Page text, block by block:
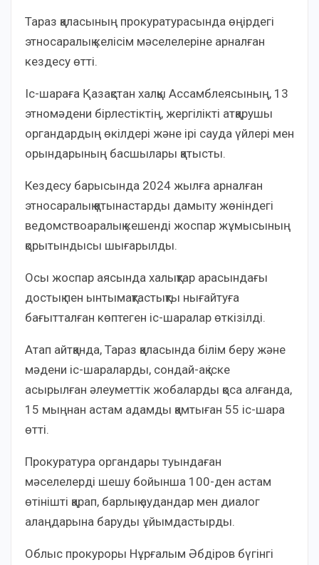
Тараз қаласының прокуратурасында өңірдегі
этносаралық келісім мәселелеріне арналған
кездесу өтті.
Іс-шараға Қазақстан халқы Ассамблеясының, 13
этномәдени бірлестіктің, жергілікті атқарушы
органдардың өкілдері және ірі сауда үйлері мен
орындарының басшылары қатысты.
Кездесу барысында 2024 жылға арналған
этносаралық қатынастарды дамыту жөніндегі
ведомствоаралық кешенді жоспар жұмысының
қорытындысы шығарылды.
Осы жоспар аясында халықтар арасындағы
достық пен ынтымақтастықты нығайтуға
бағытталған көптеген іс-шаралар өткізілді.
Атап айтқанда, Тараз қаласында білім беру және
мәдени іс-шараларды, сондай-ақ іске
асырылған әлеуметтік жобаларды қоса алғанда,
15 мыңнан астам адамды қамтыған 55 іс-шара
өтті.
Прокуратура органдары туындаған
мәселелерді шешу бойынша 100-ден астам
өтінішті қарап, барлық аудандар мен диалог
алаңдарына баруды ұйымдастырды.
Облыс прокуроры Нұрғалым Әбдіров бүгінгі